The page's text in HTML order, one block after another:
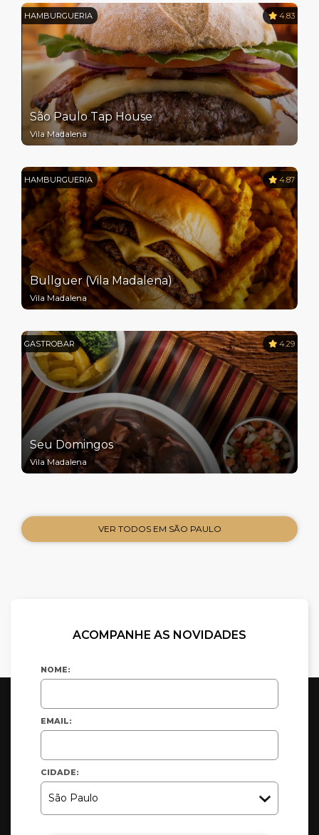
HAMBURGUERIA 4.83
São Paulo Tap House
Vila Madalena
HAMBURGUERIA 4.87
Bullguer (Vila Madalena)
Vila Madalena
GASTROBAR 4.29
Seu Domingos
Vila Madalena
VER TODOS EM SÃO PAULO
ACOMPANHE AS NOVIDADES
NOME:
EMAIL:
CIDADE: